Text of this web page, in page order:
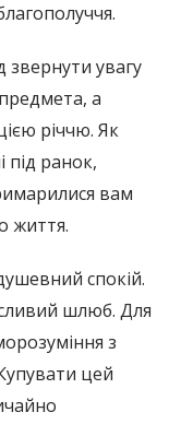
звернути увагу
а
річчю. Як
під ранок,
вам
життя.
спокій.
шлюб. Для
з
цей